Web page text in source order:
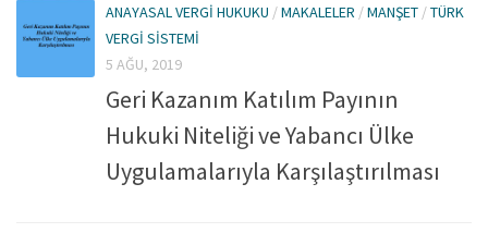
ANAYASAL VERGI HUKUKU /MAKALELER /MANŞET /TÜRK
VERGI SISTEMI
5 AĞU, 2019
Geri Kazanım Katılım Payının
Hukuki Niteliği ve Yabancı Ülke
Uygulamalarıyla Karşılaştırılması